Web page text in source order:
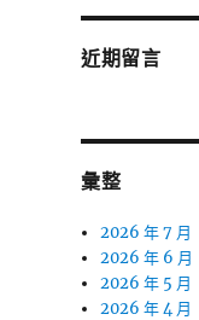
近期留言
彙整
2026 年 7 月
2026 年 6 月
2026 年 5 月
2026 年 4 月